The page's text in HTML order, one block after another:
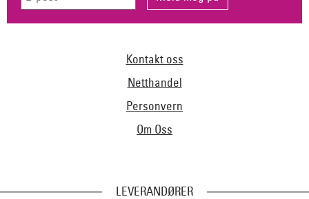
Kontakt oss
Netthandel
Personvern
Om Oss
LEVERANDØRER